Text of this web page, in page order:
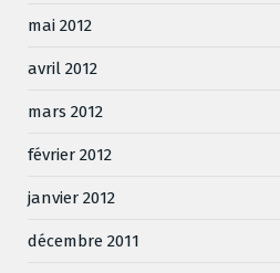
mai 2012
avril 2012
mars 2012
février 2012
janvier 2012
décembre 2011